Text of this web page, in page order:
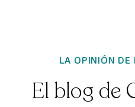
LA OPINIÓN DE
El blog de